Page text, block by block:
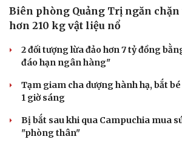
Biên phòng Quảng Trị ngăn chặn
hơn 210 kg vật liệu nổ
2 đối tượng lừa đảo hơn 7 tỷ đồng
đáo hạn ngân hàng"
Tạm giam cha dượng hành hạ, bắt bé
1 giờ sáng
Bị bắt sau khi qua Campuchia mua
"phòng thân"